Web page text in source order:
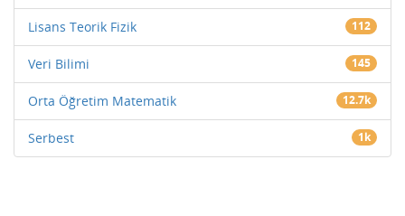
Lisans Teorik Fizik 112
Veri Bilimi 145
Orta Öğretim Matematik 12.7k
Serbest 1k